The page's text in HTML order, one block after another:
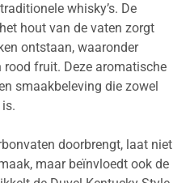
whisky’s. De
hout van de vaten zorgt
ontstaan, waaronder
fruit. Deze aromatische
smaakbeleving die zowel
doorbrengt, laat niet
maar beïnvloedt ook de